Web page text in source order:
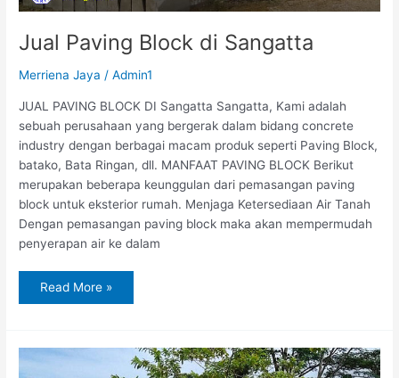
Jual Paving Block di Sangatta
Merriena Jaya /Admin1
JUAL PAVING BLOCK DI Sangatta Sangatta, Kami adalah
sebuah perusahaan yang bergerak dalam bidang concrete
industry dengan berbagai macam produk seperti Paving Block,
batako, Bata Ringan, dll. MANFAAT PAVING BLOCK Berikut
merupakan beberapa keunggulan dari pemasangan paving
block untuk eksterior rumah. Menjaga Ketersediaan Air Tanah
Dengan pemasangan paving block maka akan mempermudah
penyerapan air ke dalam
Read More »
Jual